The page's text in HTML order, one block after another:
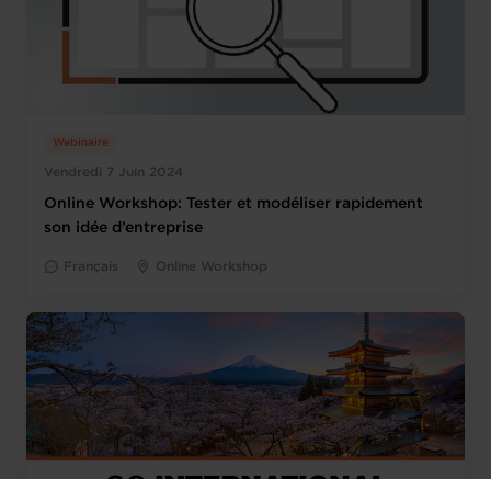
Vendredi 7 Juin 2024
Webinaire
Online Workshop: Tester et modéliser rapidement
son idée d’entreprise
Français Online Workshop